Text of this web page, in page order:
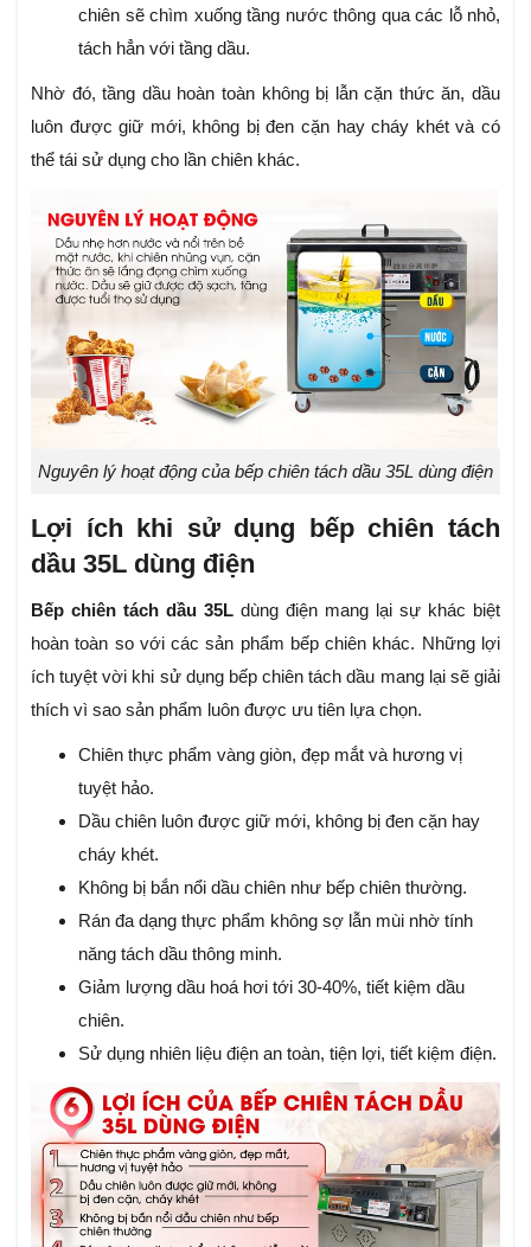
chiên sẽ chìm xuống tầng nước thông qua các lỗ nhỏ,
tách hẳn với tầng dầu.
Nhờ đó, tầng dầu hoàn toàn không bị lẫn cặn thức ăn, dầu
luôn được giữ mới, không bị đen cặn hay cháy khét và có
thể tái sử dụng cho lần chiên khác.
Nguyên lý hoạt động của bếp chiên tách dầu 35L dùng điện
Lợi ích khi sử dụng bếp chiên tách
dầu 35L dùng điện
Bếp chiên tách dầu 35L dùng điện mang lại sự khác biệt
hoàn toàn so với các sản phẩm bếp chiên khác. Những lợi
ích tuyệt vời khi sử dụng bếp chiên tách dầu mang lại sẽ giải
thích vì sao sản phẩm luôn được ưu tiên lựa chọn.
Chiên thực phẩm vàng giòn, đẹp mắt và hương vị
tuyệt hảo.
Dầu chiên luôn được giữ mới, không bị đen cặn hay
cháy khét.
Không bị bắn nổi dầu chiên như bếp chiên thường.
Rán đa dạng thực phẩm không sợ lẫn mùi nhờ tính
năng tách dầu thông minh.
Giảm lượng dầu hoá hơi tới 30-40%, tiết kiệm dầu
chiên.
Sử dụng nhiên liệu điện an toàn, tiện lợi, tiết kiệm điện.